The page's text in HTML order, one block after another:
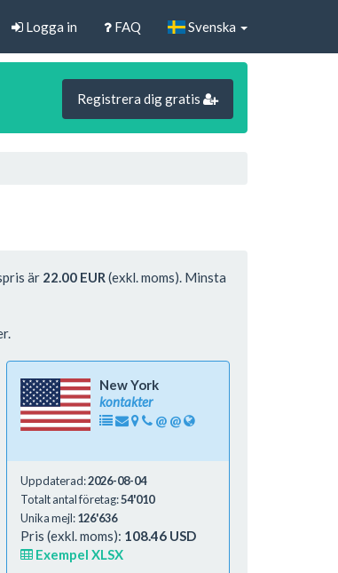
Logga in FAQ Svenska
Registrera dig gratis
är 22.00 EUR (exkl. moms). Minsta
New York
kontakter
@ @
Uppdaterad:2026-08-04
Totalt antal företag:54'010
Unika mejl:126'636
Pris (exkl. moms): 108.46 USD
Exempel XLSX